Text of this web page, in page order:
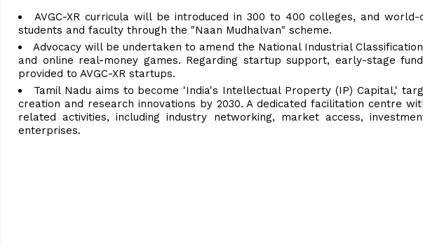
AVGC-XR curricula will be introduced in 300 to 400 colleges, and
students and faculty through the "Naan Mudhalvan" scheme.
Advocacy will be undertaken to amend the National Industrial
and online real-money games. Regarding startup support, early-stage
provided to AVGC-XR startups.
Tamil Nadu aims to become 'India's Intellectual Property (IP) Capital,'
creation and research innovations by 2030. A dedicated facilitation centre
related activities, including industry networking, market access,
enterprises.